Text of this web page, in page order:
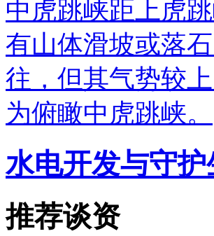
中虎跳峡距上虎
有山体滑坡或落
往，但其气势较
为俯瞰中虎跳峡。
水电开发与守
推荐谈资